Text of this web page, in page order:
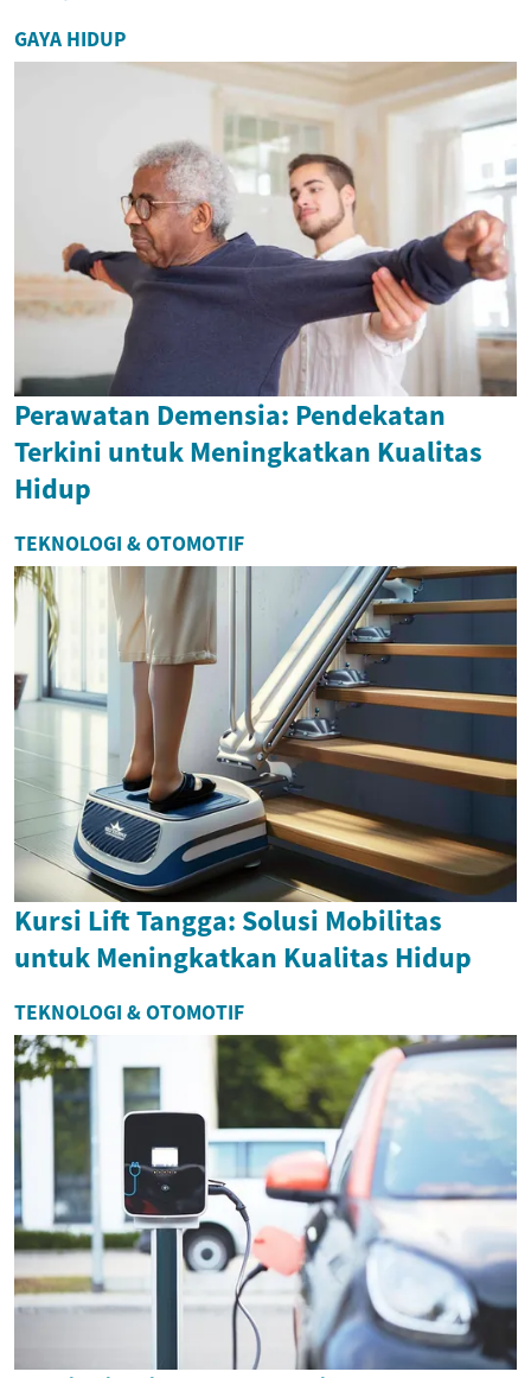
GAYA HIDUP
Perawatan Demensia: Pendekatan
Terkini untuk Meningkatkan Kualitas
Hidup
TEKNOLOGI & OTOMOTIF
Kursi Lift Tangga: Solusi Mobilitas
untuk Meningkatkan Kualitas Hidup
TEKNOLOGI & OTOMOTIF